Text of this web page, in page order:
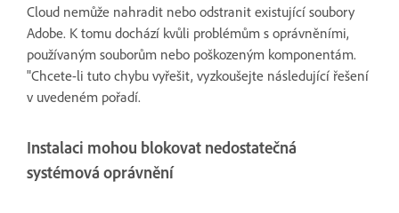
Cloud nemůže nahradit nebo odstranit existující soubory
Adobe. K tomu dochází kvůli problémům s oprávněními,
používaným souborům nebo poškozeným komponentám.
"Chcete-li tuto chybu vyřešit, vyzkoušejte následující řešení
v uvedeném pořadí.
Instalaci mohou blokovat nedostatečná
systémová oprávnění